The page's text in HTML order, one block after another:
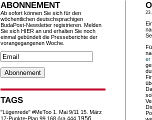
er
ABONNEMENT
Ab sofort können Sie sich für den
wöchentlichen deutschsprachigen
BudaPost-Newsletter registrieren. Melden
Sie sich HIER an und erhalten Sie noch
einmal gebündelt die Presseberichte der
vorangegangenen Woche.
TAGS
"Lügenrede" #MeToo 1. Mai 9/11 15. März
17-Punkte-Plan 99 168 óra 444 1956